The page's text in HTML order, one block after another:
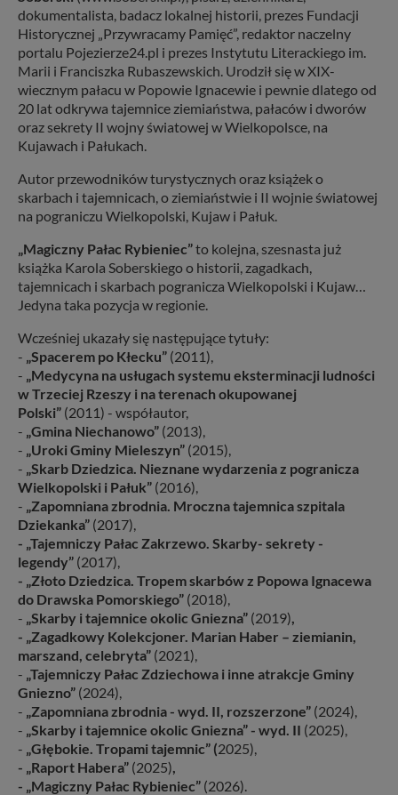
dokumentalista, badacz lokalnej historii, prezes Fundacji
Historycznej „Przywracamy Pamięć”, redaktor naczelny
portalu Pojezierze24.pl i prezes Instytutu Literackiego im.
Marii i Franciszka Rubaszewskich. Urodził się w XIX-
wiecznym pałacu w Popowie Ignacewie i pewnie dlatego od
20 lat odkrywa tajemnice ziemiaństwa, pałaców i dworów
oraz sekrety II wojny światowej w Wielkopolsce, na
Kujawach i Pałukach.
Autor przewodników turystycznych oraz książek o
skarbach i tajemnicach, o ziemiaństwie i II wojnie światowej
na pograniczu Wielkopolski, Kujaw i Pałuk.
„Magiczny Pałac Rybieniec”to kolejna, szesnasta już
książka Karola Soberskiego o historii, zagadkach,
tajemnicach i skarbach pogranicza Wielkopolski i Kujaw…
Jedyna taka pozycja w regionie.
Wcześniej ukazały się następujące tytuły:
- „Spacerem po Kłecku” (2011),
- „Medycyna na usługach systemu eksterminacji ludności
w Trzeciej Rzeszy i na terenach okupowanej
Polski” (2011) - współautor,
- „Gmina Niechanowo” (2013),
- „Uroki Gminy Mieleszyn” (2015),
- „Skarb Dziedzica. Nieznane wydarzenia z pogranicza
Wielkopolski i Pałuk” (2016),
- „Zapomniana zbrodnia. Mroczna tajemnica szpitala
Dziekanka” (2017),
- „Tajemniczy Pałac Zakrzewo. Skarby- sekrety -
legendy” (2017),
- „Złoto Dziedzica. Tropem skarbów z Popowa Ignacewa
do Drawska Pomorskiego” (2018),
- „Skarby i tajemnice okolic Gniezna” (2019)
- „Zagadkowy Kolekcjoner. Marian Haber – ziemianin,
marszand, celebryta” (2021),
- „Tajemniczy Pałac Zdziechowa i inne atrakcje Gminy
Gniezno” (2024),
- „Zapomniana zbrodnia - wyd. II, rozszerzone” (2024),
- „Skarby i tajemnice okolic Gniezna” - wyd. II (2025),
- „Głębokie. Tropami tajemnic” (2025),
- „Raport Habera” (2025)
- „Magiczny Pałac Rybieniec” (2026).